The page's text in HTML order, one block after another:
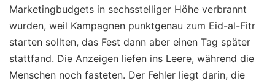
Marketingbudgets in sechsstelliger Höhe verbrannt
wurden, weil Kampagnen punktgenau zum Eid-al-Fitr
starten sollten, das Fest dann aber einen Tag später
stattfand. Die Anzeigen liefen ins Leere, während die
Menschen noch fasteten. Der Fehler liegt darin, die